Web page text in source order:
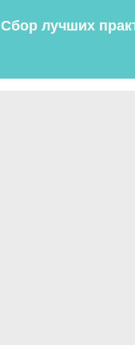
Сбор лучших